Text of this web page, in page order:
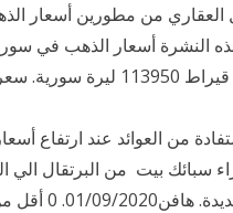
العقاري من مطورين أسعار
نستعرض لكم في هذه النشرة أسعار
بأنقى درجاته (نسبة نقاء 999.9). الاستفادة من
سبائك بيت من البرتقال
السباحة .. “سمية